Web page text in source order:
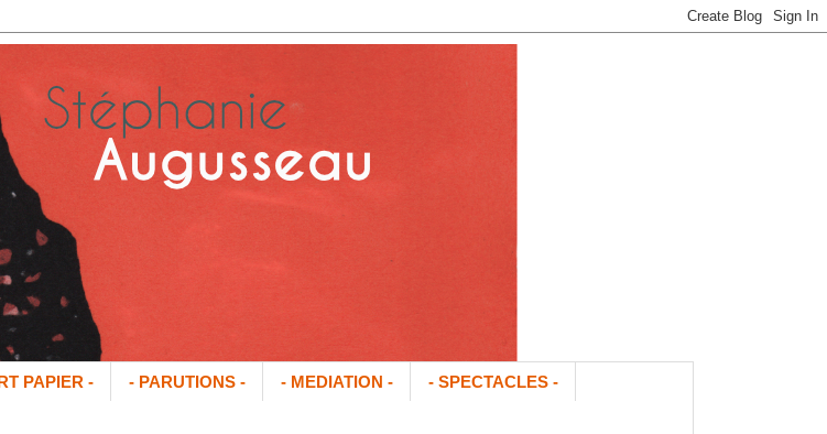
PAPIER - - PARUTIONS - - MEDIATION - - SPECTACLES -